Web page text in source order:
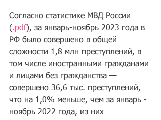
Согласно статистике МВД России
(.pdf), за январь-ноябрь 2023 года в
РФ было совершено в общей
сложности 1,8 млн преступлений, в
том числе иностранными гражданами
и лицами без гражданства —
совершено 36,6 тыс. преступлений,
что на 1,0% меньше, чем за январь -
ноябрь 2022 года, из них